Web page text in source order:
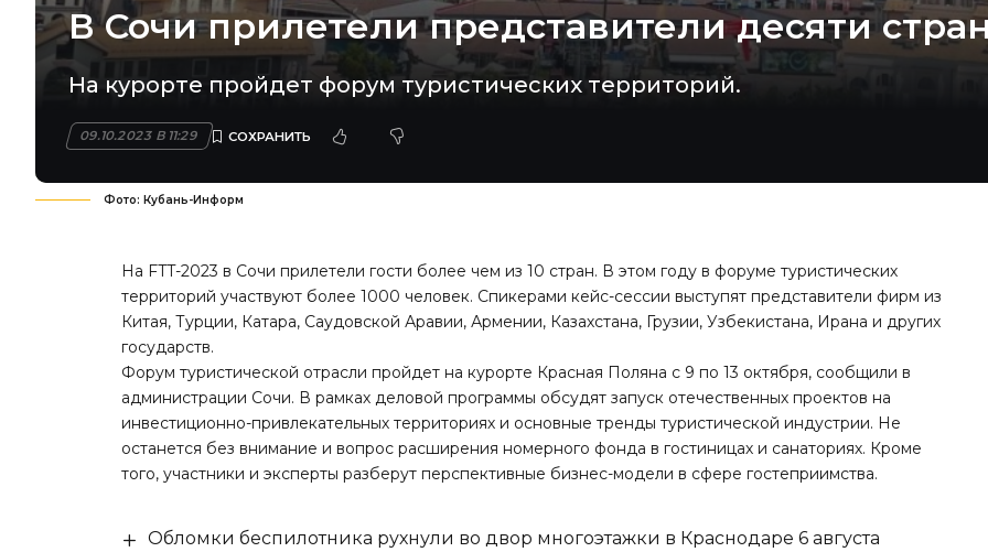
В Сочи прилетели представители десяти
На курорте пройдет форум туристических территорий.
09.10.2023 В 11:29
Фото: Кубань-Информ
На FTT-2023 в Сочи прилетели гости более чем из 10 стран. В этом году в форуме туристических
территорий участвуют более 1000 человек. Спикерами кейс-сессии выступят представители фирм из
Китая, Турции, Катара, Саудовской Аравии, Армении, Казахстана, Грузии, Узбекистана, Ирана и других
государств.
Форум туристической отрасли пройдет на курорте Красная Поляна с 9 по 13 октября, сообщили в
администрации Сочи. В рамках деловой программы обсудят запуск отечественных проектов на
инвестиционно-привлекательных территориях и основные тренды туристической индустрии. Не
останется без внимание и вопрос расширения номерного фонда в гостиницах и санаториях. Кроме
того, участники и эксперты разберут перспективные бизнес-модели в сфере гостеприимства.
Обломки беспилотника рухнули во двор многоэтажки в Краснодаре 6 августа